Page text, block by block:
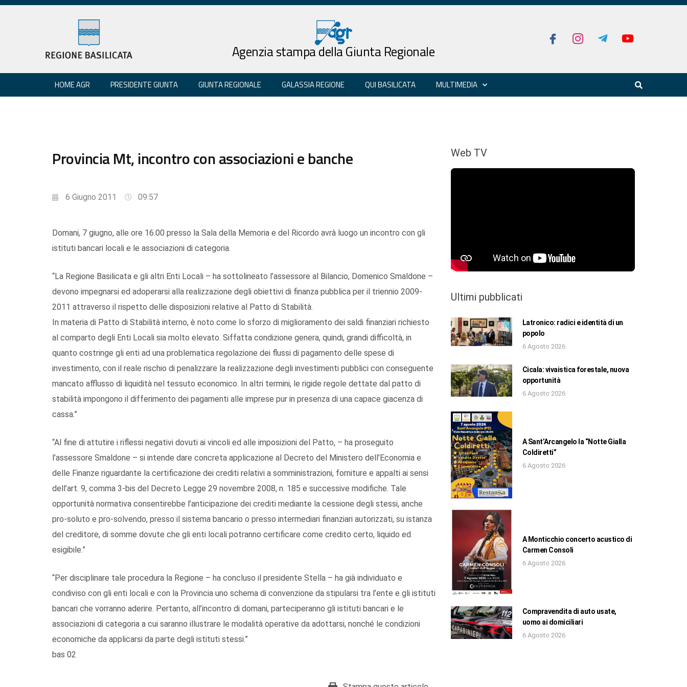
Agenzia stampa della Giunta Regionale
HOME AGR PRESIDENTE GIUNTA GIUNTA REGIONALE GALASSIA REGIONE QUI BASILICATA MULTIMEDIA
Provincia Mt, incontro con associazioni e banche
6 Giugno 2011 09:57
Domani, 7 giugno, alle ore 16.00 presso la Sala della Memoria e del Ricordo avrà luogo un incontro con gli
istituti bancari locali e le associazioni di categoria.
“La Regione Basilicata e gli altri Enti Locali – ha sottolineato l’assessore al Bilancio, Domenico Smaldone –
devono impegnarsi ed adoperarsi alla realizzazione degli obiettivi di finanza pubblica per il triennio 2009-
2011 attraverso il rispetto delle disposizioni relative al Patto di Stabilità.
In materia di Patto di Stabilità interno, è noto come lo sforzo di miglioramento dei saldi finanziari richiesto
al comparto degli Enti Locali sia molto elevato. Siffatta condizione genera, quindi, grandi difficoltà, in
quanto costringe gli enti ad una problematica regolazione dei flussi di pagamento delle spese di
investimento, con il reale rischio di penalizzare la realizzazione degli investimenti pubblici con conseguente
mancato afflusso di liquidità nel tessuto economico. In altri termini, le rigide regole dettate dal patto di
stabilità impongono il differimento dei pagamenti alle imprese pur in presenza di una capace giacenza di
cassa.”
“Al fine di attutire i riflessi negativi dovuti ai vincoli ed alle imposizioni del Patto, – ha proseguito
l’assessore Smaldone – si intende dare concreta applicazione al Decreto del Ministero dell’Economia e
delle Finanze riguardante la certificazione dei crediti relativi a somministrazioni, forniture e appalti ai sensi
dell’art. 9, comma 3-bis del Decreto Legge 29 novembre 2008, n. 185 e successive modifiche. Tale
opportunità normativa consentirebbe l’anticipazione dei crediti mediante la cessione degli stessi, anche
pro-soluto e pro-solvendo, presso il sistema bancario o presso intermediari finanziari autorizzati, su istanza
del creditore, di somme dovute che gli enti locali potranno certificare come credito certo, liquido ed
esigibile.”
“Per disciplinare tale procedura la Regione – ha concluso il presidente Stella – ha già individuato e
condiviso con gli enti locali e con la Provincia uno schema di convenzione da stipularsi tra l’ente e gli istituti
bancari che vorranno aderire. Pertanto, all’incontro di domani, parteciperanno gli istituti bancari e le
associazioni di categoria a cui saranno illustrare le modalità operative da adottarsi, nonché le condizioni
economiche da applicarsi da parte degli istituti stessi.”
bas 02
Web TV
Ultimi pubblicati
Latronico: radici e identità di un
popolo
6 Agosto 2026
Cicala: vivaistica forestale, nuova
opportunità
6 Agosto 2026
A Sant’Arcangelo la “Notte Gialla
Coldiretti”
6 Agosto 2026
A Monticchio concerto acustico di
Carmen Consoli
6 Agosto 2026
Compravendita di auto usate,
uomo ai domiciliari
6 Agosto 2026